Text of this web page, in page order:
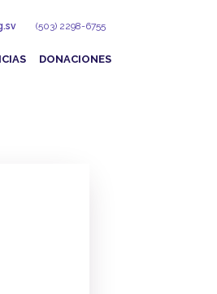
(503) 2298-6755
DONACIONES